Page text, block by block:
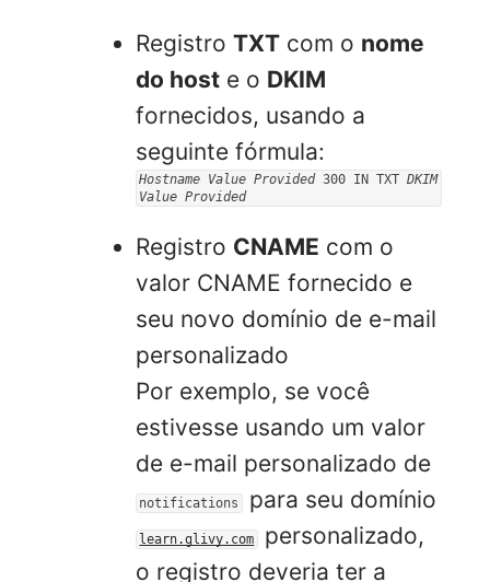
Registro TXT com o nome
do host e o DKIM
fornecidos, usando a
seguinte fórmula:
Hostname Value Provided300 IN TXTDKIM
Value Provided
Registro CNAME com o
valor CNAME fornecido e
seu novo domínio de e-mail
personalizado
Por exemplo, se você
estivesse usando um valor
de e-mail personalizado de
notifications para seu domínio
learn.glivy.com personalizado,
o registro deveria ter a